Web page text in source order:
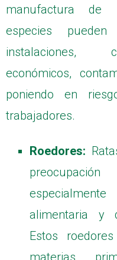
manufactura de
especies
instalaciones,
económicos,
poniendo en
trabajadores.
Roedores:
alimentaria y
Estos
materias